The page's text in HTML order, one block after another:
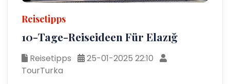
Reisetipps
10-Tage-Reiseideen Für Elazığ
Reisetipps
25-01-2025 22:10
TourTurka